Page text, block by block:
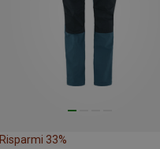
Risparmi 33%